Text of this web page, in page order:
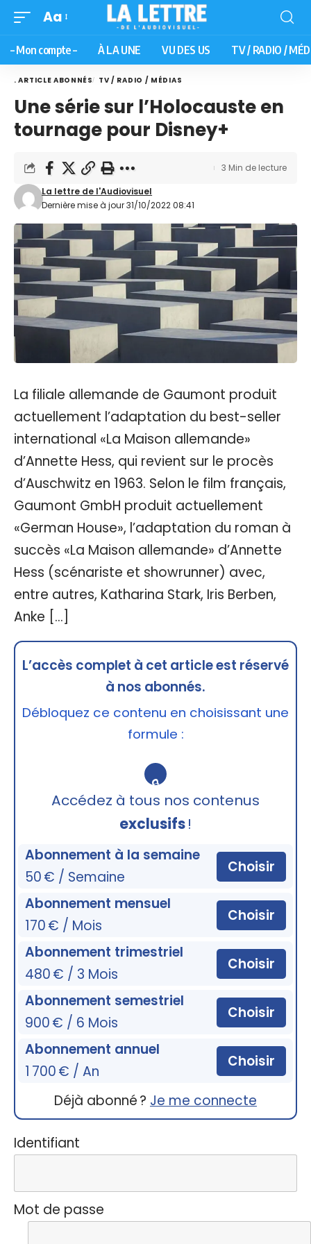
Aa
– Mon compte – À LA UNE VU DES US TV / RADIO /
. ARTICLE ABONNÉS TV / RADIO / MÉDIAS
Une série sur l’Holocauste en
tournage pour Disney+
Dernière mise à jour 31/10/2022 08:41
La lettre de l'Audiovisuel
3 Min de lecture
La filiale allemande de Gaumont produit
actuellement l’adaptation du best-seller
international «La Maison allemande»
d’Annette Hess, qui revient sur le procès
d’Auschwitz en 1963. Selon le film français,
Gaumont GmbH produit actuellement
«German House», l’adaptation du roman à
succès «La Maison allemande» d’Annette
Hess (scénariste et showrunner) avec,
entre autres, Katharina Stark, Iris Berben,
Anke […]
L’accès complet à cet article est réservé
à nos abonnés.
Débloquez ce contenu en choisissant une
formule :
🔒
Accédez à tous nos contenus
exclusifs!
Abonnement à la semaine
50 € / Semaine
Choisir
Abonnement mensuel
170 € / Mois
Choisir
Abonnement trimestriel
480 € / 3 Mois
Choisir
Abonnement semestriel
900 € / 6 Mois
Choisir
Abonnement annuel
1 700 € / An
Choisir
Déjà abonné ? Je me connecte
Identifiant
Mot de passe